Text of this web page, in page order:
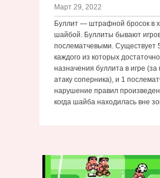
Март 29, 2022
Буллит — штрафной бросок в
шайбой. Буллиты бывают
послематчевыми. Существует
каждого из которых
назначения буллита в игре
атаку соперника), и 1
нарушение правил
когда шайба находилась вне